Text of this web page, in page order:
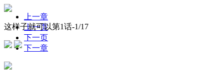
这样子就可以第1话-1/17
上一章
上一页
下一页
下一章